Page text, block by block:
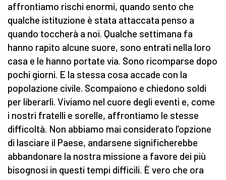
affrontiamo rischi enormi, quando sento che
qualche istituzione è stata attaccata penso a
quando toccherà a noi. Qualche settimana fa
hanno rapito alcune suore, sono entrati nella loro
casa e le hanno portate via. Sono ricomparse dopo
pochi giorni. E la stessa cosa accade con la
popolazione civile. Scompaiono e chiedono soldi
per liberarli. Viviamo nel cuore degli eventi e, come
i nostri fratelli e sorelle, affrontiamo le stesse
difficoltà. Non abbiamo mai considerato l’opzione
di lasciare il Paese, andarsene significherebbe
abbandonare la nostra missione a favore dei più
bisognosi in questi tempi difficili. È vero che ora